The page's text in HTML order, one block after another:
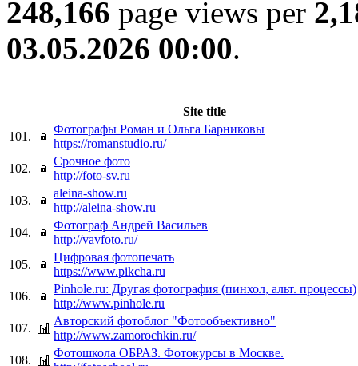
248,166 page views per
03.05.2026 00:00.
Site title
101.
Фотографы Роман и Ольга Барниковы
https://romanstudio.ru/
102.
Срочное фото
http://foto-sv.ru
103.
aleina-show.ru
http://aleina-show.ru
104.
Фотограф Андрей Васильев
http://vavfoto.ru/
105.
Цифровая фотопечать
https://www.pikcha.ru
106.
Pinhole.ru: Другая фотография (пинхол, альт. процессы)
http://www.pinhole.ru
107.
Авторский фотоблог "Фотообъективно"
http://www.zamorochkin.ru/
108.
Фотошкола ОБРАЗ. Фотокурсы в Москве.